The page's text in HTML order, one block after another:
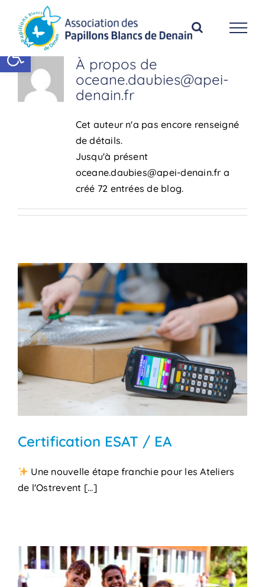
Ouvrir la barre d’outils
contenu
À propos de
oceane.daubies@apei-
denain.fr
Cet auteur n'a pas encore renseigné
de détails.
Jusqu'à présent
oceane.daubies@apei-denain.fr a
créé 72 entrées de blog.
Certification ESAT / EA
Une nouvelle étape franchie pour les Ateliers
de l'Ostrevent [...]